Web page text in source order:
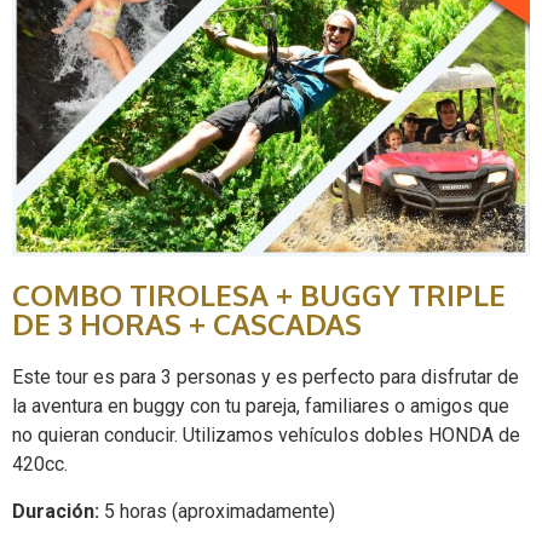
COMBO TIROLESA + BUGGY TRIPLE
DE 3 HORAS + CASCADAS
Este tour es para 3 personas y es perfecto para disfrutar de
la aventura en buggy con tu pareja, familiares o amigos que
no quieran conducir. Utilizamos vehículos dobles HONDA de
420cc.
Duración: 5 horas (aproximadamente)